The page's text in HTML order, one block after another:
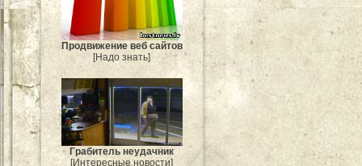
Продвижение веб сайтов
[Надо знать]
Грабитель неудачник
[Интересные новости]